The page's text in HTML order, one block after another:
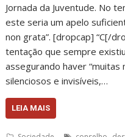
Jornada da Juventude. No
este seria um apelo
non grata”. [dropcap] “C[/
tentação que sempre
assegurando haver
silenciosos e invisíveis,…
LEIA MAIS